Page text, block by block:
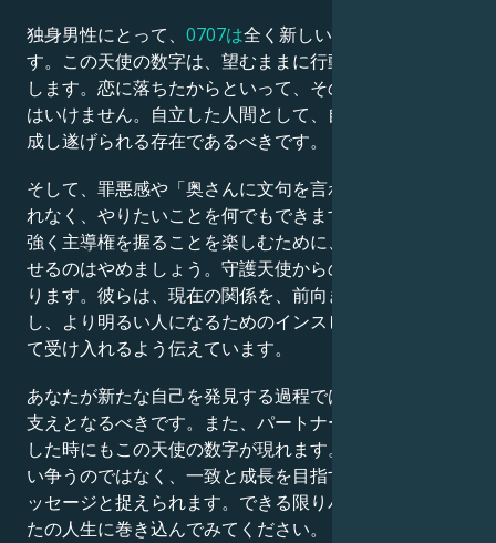
独身男性にとって、 0707は全く新しい世界を開きま
す。この天使の数字は、望むままに行動する自由を意味
します。恋に落ちたからといって、その自由を奪われて
はいけません。自立した人間として、自分の力で物事を
成し遂げられる存在であるべきです。
そして、罪悪感や「奥さんに文句を言われる」という恐
れなく、やりたいことを何でもできます。配偶者がより
強く主導権を握ることを楽しむために、自分を小さく見
せるのはやめましょう。守護天使からのメッセージがあ
ります。彼らは、現在の関係を、前向きな貯蓄を増や
し、より明るい人になるためのインスピレーションとし
て受け入れるよう伝えています。
あなたが新たな自己を発見する過程では、パートナーが
支えとなるべきです。また、パートナーと喧嘩や議論を
した時にもこの天使の数字が現れます。これは「常に言
い争うのではなく、一致と成長を目指すべき」というメ
ッセージと捉えられます。できる限りパートナーをあな
たの人生に巻き込んでみてください。